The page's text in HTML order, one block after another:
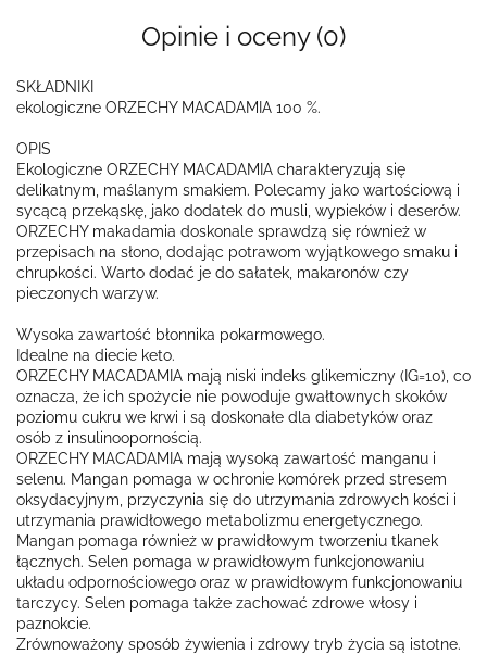
Opinie i oceny (0)
SKŁADNIKI
ekologiczne ORZECHY MACADAMIA 100 %.
OPIS
Ekologiczne ORZECHY MACADAMIA charakteryzują się
delikatnym, maślanym smakiem. Polecamy jako wartościową i
sycącą przekąskę, jako dodatek do musli, wypieków i deserów.
ORZECHY makadamia doskonale sprawdzą się również w
przepisach na słono, dodając potrawom wyjątkowego smaku i
chrupkości. Warto dodać je do sałatek, makaronów czy
pieczonych warzyw.
Wysoka zawartość błonnika pokarmowego.
Idealne na diecie keto.
ORZECHY MACADAMIA mają niski indeks glikemiczny (IG=10), co
oznacza, że ich spożycie nie powoduje gwałtownych skoków
poziomu cukru we krwi i są doskonałe dla diabetyków oraz
osób z insulinoopornością.
ORZECHY MACADAMIA mają wysoką zawartość manganu i
selenu. Mangan pomaga w ochronie komórek przed stresem
oksydacyjnym, przyczynia się do utrzymania zdrowych kości i
utrzymania prawidłowego metabolizmu energetycznego.
Mangan pomaga również w prawidłowym tworzeniu tkanek
łącznych. Selen pomaga w prawidłowym funkcjonowaniu
układu odpornościowego oraz w prawidłowym funkcjonowaniu
tarczycy. Selen pomaga także zachować zdrowe włosy i
paznokcie.
Zrównoważony sposób żywienia i zdrowy tryb życia są istotne.